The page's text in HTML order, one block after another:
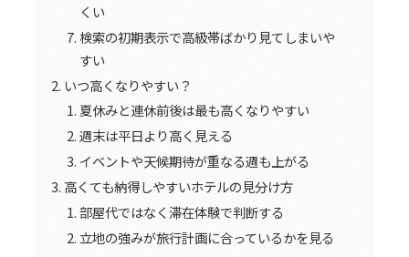
くい
検索の初期表示で高級帯ばかり見てしまいや
すい
いつ高くなりやすい？
夏休みと連休前後は最も高くなりやすい
週末は平日より高く見える
イベントや天候期待が重なる週も上がる
高くても納得しやすいホテルの見分け方
部屋代ではなく滞在体験で判断する
立地の強みが旅行計画に合っているかを見る